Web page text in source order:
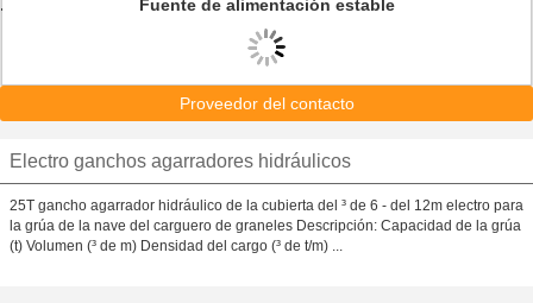
Fuente de alimentación estable
Proveedor del contacto
Electro ganchos agarradores hidráulicos
25T gancho agarrador hidráulico de la cubierta del ³ de 6 - del 12m electro para
la grúa de la nave del carguero de graneles Descripción: Capacidad de la grúa
(t) Volumen (³ de m) Densidad del cargo (³ de t/m) ...